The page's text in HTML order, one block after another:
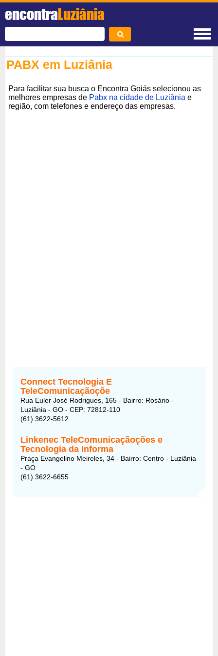
encontraLuziânia
PABX em Luziânia
Para facilitar sua busca o Encontra Goiás selecionou as
melhores empresas de Pabx na cidade de Luziânia e
região, com telefones e endereço das empresas.
Connect Tecnologia E
TeleComunicaçãoçõe
Rua Euler José Rodrigues, 165 - Bairro: Rosário -
Luziânia - GO - CEP: 72812-110
(61) 3622-5612
Linkenec TeleComunicaçãoções e
Tecnologia da Informa
Praça Evangelino Meireles, 34 - Bairro: Centro - Luziânia
- GO
(61) 3622-6655